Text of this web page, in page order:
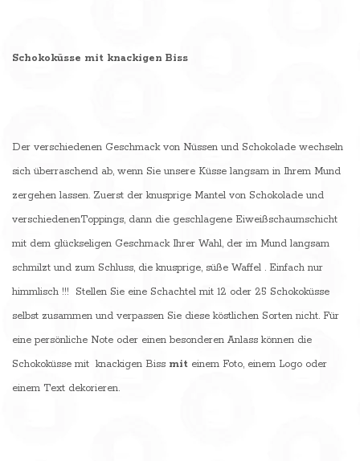
Schokoküsse mit knackigen Biss
Der verschiedenen Geschmack von Nüssen und Schokolade wechseln
sich überraschend ab, wenn Sie unsere Küsse langsam in Ihrem Mund
zergehen lassen. Zuerst der knusprige Mantel von Schokolade und
verschiedenenToppings, dann die geschlagene Eiweißschaumschicht
mit dem glückseligen Geschmack Ihrer Wahl, der im Mund langsam
schmilzt und zum Schluss, die knusprige, süße Waffel . Einfach nur
himmlisch !!! Stellen Sie eine Schachtel mit 12 oder 25 Schokoküsse
selbst zusammen und verpassen Sie diese köstlichen Sorten nicht. Für
eine persönliche Note oder einen besonderen Anlass können die
Schokoküsse mit knackigen Biss mit einem Foto, einem Logo oder
einem Text dekorieren.